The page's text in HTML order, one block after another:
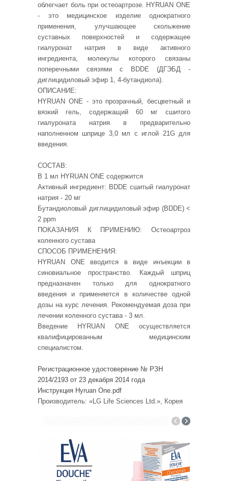
облегчает боль при остеоартрозе. HYRUAN ONE
- это медицинское изделие однократного
применения, улучшающее скольжение
суставных поверхностей и содержащее
гиалуронат натрия в виде активного
ингредиента, молекулы которого связаны
поперечными связями с BDDE (ДГЭБД -
диглицидиловый эфир 1, 4-бутандиола).
ОПИСАНИЕ:
HYRUAN ONE - это прозрачный, бесцветный и
вязкий гель, содержащий 60 мг сшитого
гиалуроната натрия в предварительно
наполненном шприце 3,0 мл с иглой 21G для
введения.
СОСТАВ:
В 1 мл HYRUAN ONE содержится
Активный ингредиент: BDDE сшитый гиалуронат
натрия - 20 мг
Бутандиоловый диглицидиловый эфир (BDDE) <
2 ppm
ПОКАЗАНИЯ К ПРИМЕНИЮ: Остеоартроз
коленного сустава
СПОСОБ ПРИМЕНЕНИЯ:
HYRUAN ONE вводится в виде инъекции в
синовиальное пространство. Каждый шприц
предназначен только для однократного
введения и применяется в количестве одной
дозы на курс лечения. Рекомендуемая доза при
лечении коленного сустава - 3 мл.
Введение HYRUAN ONE осуществляется
квалифицированным медицинским
специалистом.
Регистрационное удостоверение № РЗН
2014/2193 от 23 декабря 2014 года
Инструкция Hyruan One .pdf
Производитель: «LG Life Sciences Ltd .», Корея